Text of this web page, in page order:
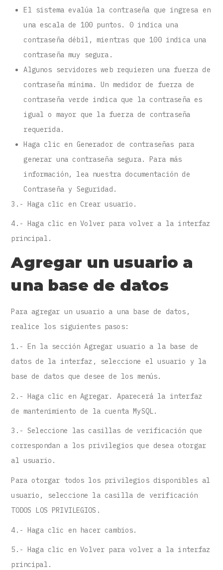
El sistema evalúa la contraseña que ingresa en
una escala de 100 puntos. 0 indica una
contraseña débil, mientras que 100 indica una
contraseña muy segura.
Algunos servidores web requieren una fuerza de
contraseña mínima. Un medidor de fuerza de
contraseña verde indica que la contraseña es
igual o mayor que la fuerza de contraseña
requerida.
Haga clic en Generador de contraseñas para
generar una contraseña segura. Para más
información, lea nuestra documentación de
Contraseña y Seguridad.
3.- Haga clic en Crear usuario.
4.- Haga clic en Volver para volver a la interfaz
principal.
Agregar un usuario a
una base de datos
Para agregar un usuario a una base de datos,
realice los siguientes pasos:
1.- En la sección Agregar usuario a la base de
datos de la interfaz, seleccione el usuario y la
base de datos que desee de los menús.
2.- Haga clic en Agregar. Aparecerá la interfaz
de mantenimiento de la cuenta MySQL.
3.- Seleccione las casillas de verificación que
correspondan a los privilegios que desea otorgar
al usuario.
Para otorgar todos los privilegios disponibles al
usuario, seleccione la casilla de verificación
TODOS LOS PRIVILEGIOS.
4.- Haga clic en hacer cambios.
5.- Haga clic en Volver para volver a la interfaz
principal.